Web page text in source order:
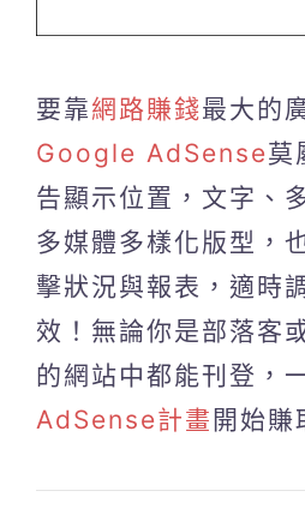
要靠網路賺錢最大的
Google AdSense莫
告顯示位置，文字、
多媒體多樣化版型，
擊狀況與報表，適時
效！無論你是部落客
的網站中都能刊登，
AdSense計畫 開始賺